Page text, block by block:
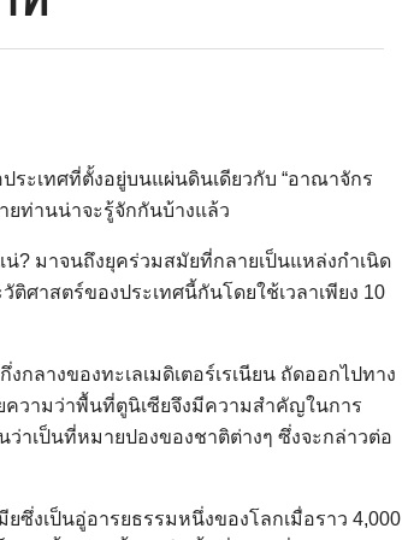
ระเทศที่ตั้งอยู่บนแผ่นดินเดียวกับ “อาณาจักร
ยท่านน่าจะรู้จักกันบ้างแล้ว
? มาจนถึงยุคร่วมสมัยที่กลายเป็นแหล่งกำเนิด
ติศาสตร์ของประเทศนี้กันโดยใช้เวลาเพียง 10
กลางของทะเลเมดิเตอร์เรเนียน ถัดออกไปทาง
ความว่าพื้นที่ตูนิเซียจึงมีความสำคัญในการ
เป็นที่หมายปองของชาติต่างๆ ซึ่งจะกล่าวต่อ
ซึ่งเป็นอู่อารยธรรมหนึ่งของโลกเมื่อราว 4,000